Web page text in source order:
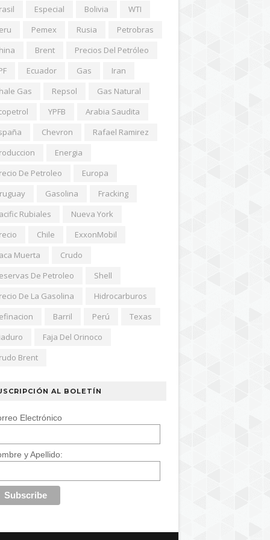
Especial Bolivia
WTI
Pemex Rusia
Petrobras
Brent
Precios Del Petróleo
Ecuador Gas
Iran
Gas
Repsol
Gas Natural
YPFB
Arabia Saudita
Chevron
Rafael Ramirez
Energia
De Petroleo
Europa
Gasolina
Fracking
Rubiales
Nueva York
Chile
ExxonMobil
Muerta
Crudo
De Petroleo
Shell
De La Gasolina
Hidrocarburos
Barril Perú
Texas
Faja Del Orinoco
Brent
AL BOLETÍN
Electrónico
y Apellido: